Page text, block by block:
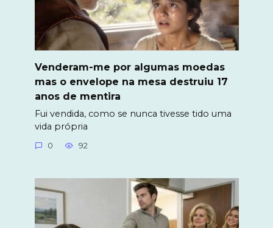
Venderam-me por algumas moedas
mas o envelope na mesa destruiu 17
anos de mentira
Fui vendida, como se nunca tivesse tido uma
vida própria
0 92